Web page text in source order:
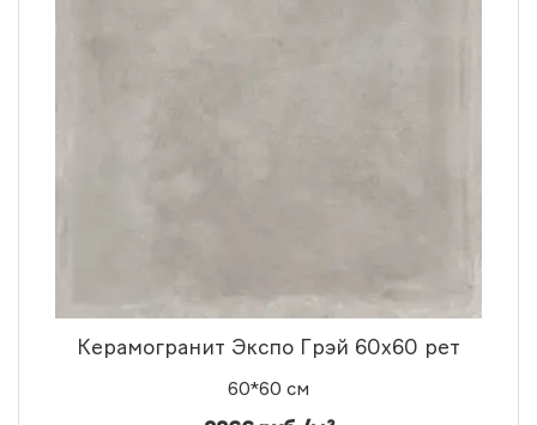
Керамогранит Экспо Грэй 60x60 рет
60*60 см